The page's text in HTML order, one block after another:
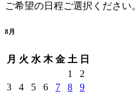
ご希望の日程ご選択ください。
8月
月 火 水 木 金 土 日
1
2
3
4 5 6 7 8
9